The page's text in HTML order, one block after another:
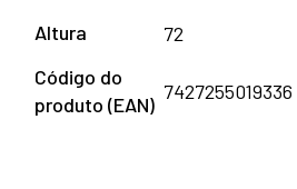
Altura
72
Código do
produto (EAN)
7427255019336